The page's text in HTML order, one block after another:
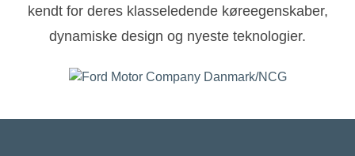
kendt for deres klasseledende køreegenskaber,
dynamiske design og nyeste teknologier.